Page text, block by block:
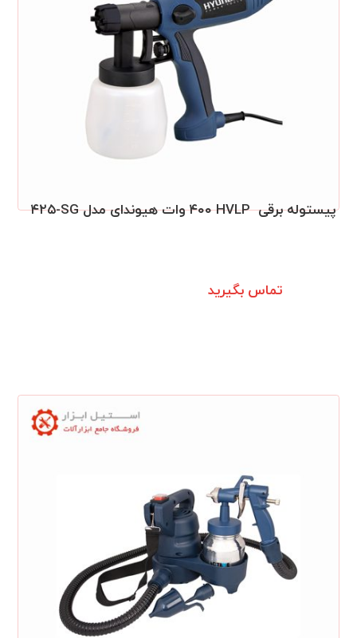
پیستوله برقی HVLP‎ ‎‏ ۴۰۰ وات هیوندای مدل ۴۲۵‎-SG
تماس بگیرید